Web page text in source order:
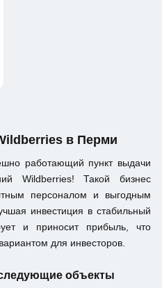
в Перми
работающий пункт выдачи
Wildberries! Такой бизнес
персоналом и выгодным
инвестиция в стабильный
и приносит прибыль, что
для инвесторов.
объекты